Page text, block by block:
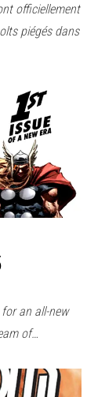
officiellement
piégés dans
an all-new
of…